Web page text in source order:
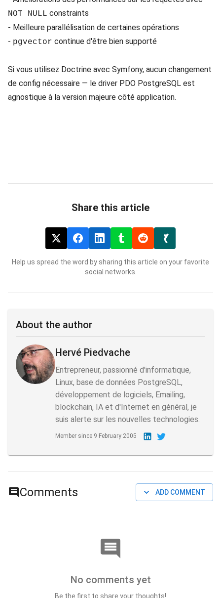
NOT NULL constraints
- Meilleure parallélisation de certaines opérations
- pgvector continue d'être bien supporté
Si vous utilisez Doctrine avec Symfony, aucun changement
de config nécessaire — le driver PDO PostgreSQL est
agnostique à la version majeure côté application.
Share this article
Help us spread the word by sharing this article on your favorite
social networks.
About the author
Hervé Piedvache
Entrepreneur, passionné d'informatique,
Linux, base de données PostgreSQL,
développement de logiciels, Emailing,
blockchain, IA et d'Internet en général, je
suis alerte sur les nouvelles technologies.
Member since 9 February 2005
Comments ADD COMMENT
No comments yet
Be the first to share your thoughts!